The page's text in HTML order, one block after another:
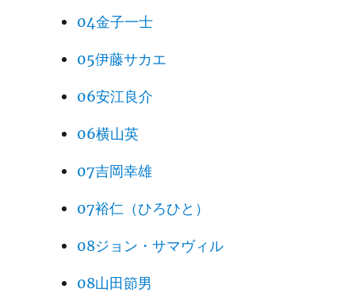
04金子一士
05伊藤サカエ
06安江良介
06横山英
07吉岡幸雄
07裕仁（ひろひと）
08ジョン・サマヴィル
08山田節男